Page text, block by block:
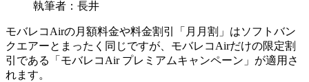
執筆者：長井
モバレコAirの月額料金や料金割引「月月割」はソフトバン
クエアーとまったく同じですが、モバレコAirだけの限定割
引である「モバレコAir プレミアムキャンペーン」が適用さ
れます。